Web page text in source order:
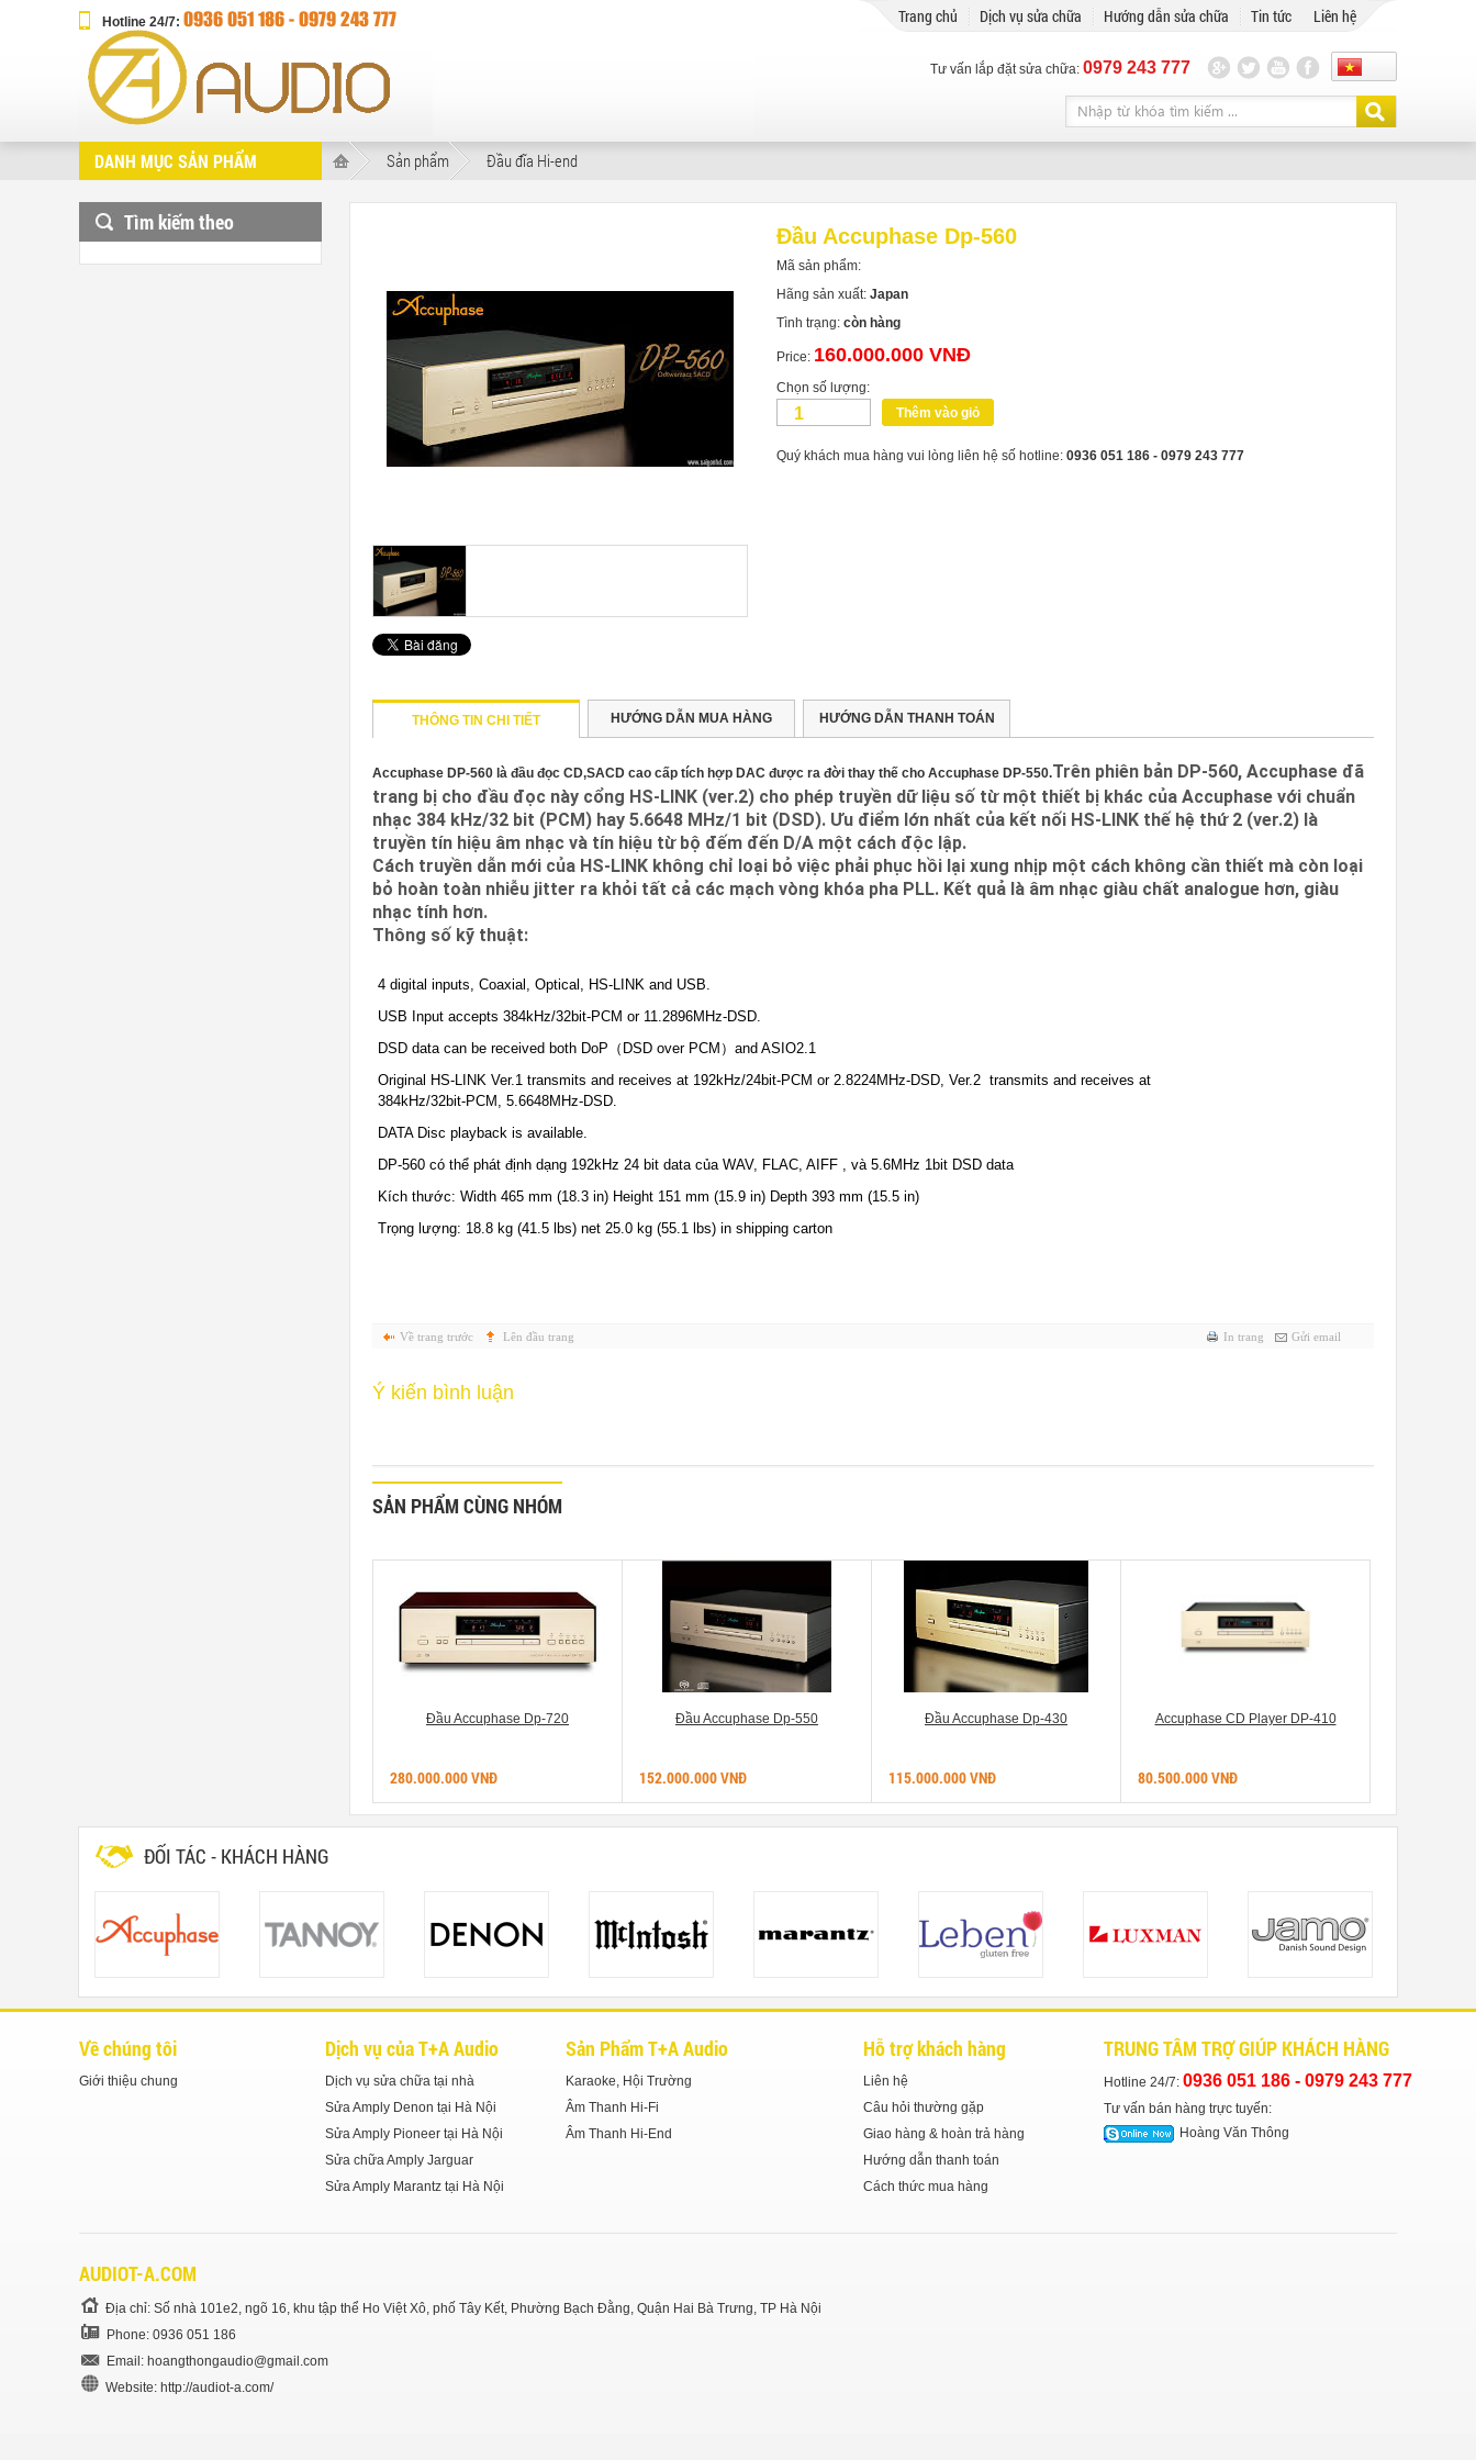
Trang chủ Dịch vụ sửa chữa Hướng dẫn sửa chữa Tin tức Liên hệ
Hotline 24/7: 0936 051 186 - ‎0979 243 777
Tư vấn lắp đặt sửa chữa: 0979 243 777
DANH MỤC SẢN PHẨM Sản phẩm Đầu đĩa Hi-end
Tìm kiếm theo
Đầu Accuphase Dp-560
Mã sản phẩm:
Hãng sản xuất: Japan
Tình trạng: còn hàng
Price: 160.000.000 VNĐ
Chọn số lượng:
Thêm vào giỏ
Quý khách mua hàng vui lòng liên hệ số hotline: 0936 051 186 - ‎0979 243 777
THÔNG TIN CHI TIẾT HƯỚNG DẪN MUA HÀNG HƯỚNG DẪN THANH TOÁN
Accuphase DP-560 là đầu đọc CD,SACD cao cấp tích hợp DAC được ra đời thay thế cho Accuphase DP-550.Trên phiên bản DP-560, Accuphase đã
trang bị cho đầu đọc này cổng HS-LINK (ver.2) cho phép truyền dữ liệu số từ một thiết bị khác của Accuphase với chuẩn
nhạc 384 kHz/32 bit (PCM) hay 5.6648 MHz/1 bit (DSD). Ưu điểm lớn nhất của kết nối HS-LINK thế hệ thứ 2 (ver.2) là
truyền tín hiệu âm nhạc và tín hiệu từ bộ đếm đến D/A một cách độc lập.
Cách truyền dẫn mới của HS-LINK không chỉ loại bỏ việc phải phục hồi lại xung nhịp một cách không cần thiết mà còn loại
bỏ hoàn toàn nhiễu jitter ra khỏi tất cả các mạch vòng khóa pha PLL. Kết quả là âm nhạc giàu chất analogue hơn, giàu
nhạc tính hơn.
Thông số kỹ thuật:
4 digital inputs, Coaxial, Optical, HS-LINK and USB.
USB Input accepts 384kHz/32bit-PCM or 11.2896MHz-DSD.
DSD data can be received both DoP（DSD over PCM）and ASIO2.1
Original HS-LINK Ver.1 transmits and receives at 192kHz/24bit-PCM or 2.8224MHz-DSD, Ver.2 transmits and receives at
384kHz/32bit-PCM, 5.6648MHz-DSD.
DATA Disc playback is available.
DP-560 có thể phát định dạng 192kHz 24 bit data của WAV, FLAC, AIFF , và 5.6MHz 1bit DSD data
Kích thước: Width 465 mm (18.3 in) Height 151 mm (15.9 in) Depth 393 mm (15.5 in)
Trọng lượng: 18.8 kg (41.5 lbs) net 25.0 kg (55.1 lbs) in shipping carton
Về trang trước Lên đầu trang Gửi email
In trang
Ý kiến bình luận
SẢN PHẨM CÙNG NHÓM
Đầu Accuphase Dp-720
280.000.000 VNĐ
Đầu Accuphase Dp-550
152.000.000 VNĐ
Đầu Accuphase Dp-430
115.000.000 VNĐ
Accuphase CD Player DP-410
80.500.000 VNĐ
ĐỐI TÁC - KHÁCH HÀNG
Về chúng tôi
Giới thiệu chung
Dịch vụ của T+A Audio
Dịch vụ sửa chữa tại nhà
Sửa Amply Denon tại Hà Nội
Sửa Amply Pioneer tại Hà Nội
Sửa chữa Amply Jarguar
Sửa Amply Marantz tại Hà Nội
Sản Phẩm T+A Audio
Karaoke, Hội Trường
Âm Thanh Hi-Fi
Âm Thanh Hi-End
Hỗ trợ khách hàng
Liên hệ
Câu hỏi thường gặp
Giao hàng & hoàn trả hàng
Hướng dẫn thanh toán
Cách thức mua hàng
TRUNG TÂM TRỢ GIÚP KHÁCH HÀNG
Hotline 24/7: 0936 051 186 - ‎0979 243 777
Tư vấn bán hàng trực tuyến:
Hoàng Văn Thông
AUDIOT-A.COM
Địa chỉ: Số nhà 101e2, ngõ 16, khu tập thể Ho Việt Xô, phố Tây Kết, Phường Bạch Đằng, Quận Hai Bà Trưng, TP Hà Nội
Phone: 0936 051 186
Email: hoangthongaudio@gmail.com
Website: http://audiot-a.com/